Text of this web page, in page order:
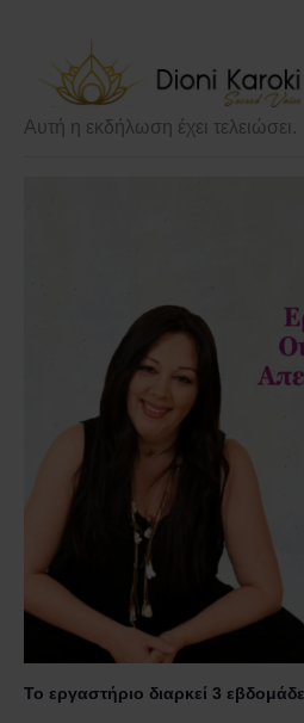
Dioni
Sacred
Mindful
Resonance
Meditations
Ημερολόγιο
Media
Επικοινωνία
Αυτή η εκδήλωση έχει τελειώσει.
Το εργαστήριο διαρκεί 3